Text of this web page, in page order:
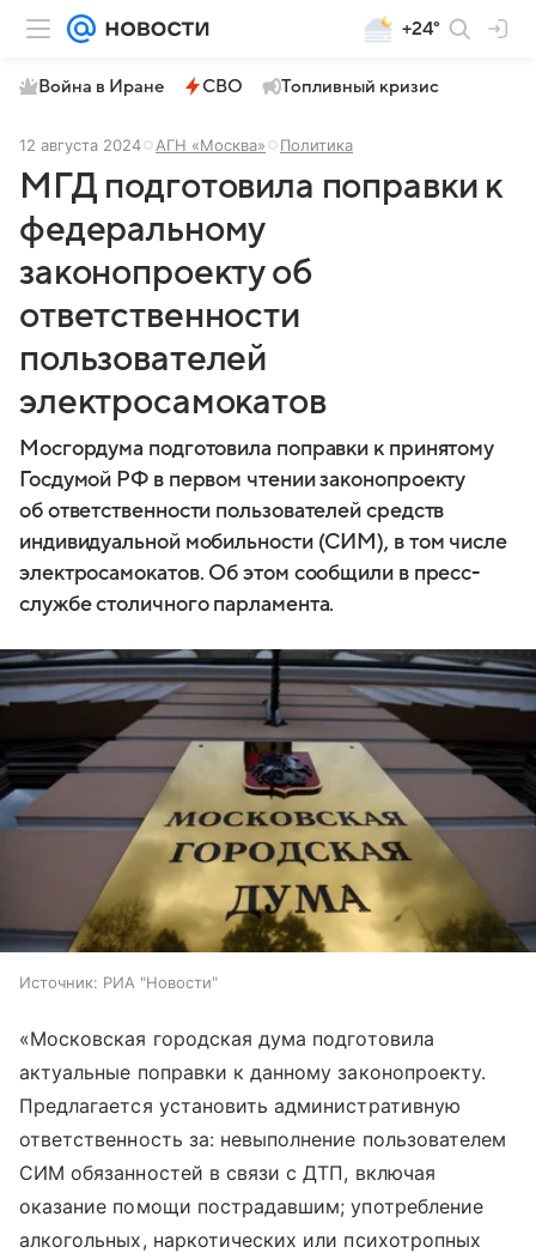
+24°
Война в Иране СВО Топливный кризис
12 августа 2024 АГН «Москва» Политика
МГД подготовила поправки к
федеральному
законопроекту об
ответственности
пользователей
электросамокатов
Мосгордума подготовила поправки к принятому
Госдумой РФ в первом чтении законопроекту
об ответственности пользователей средств
индивидуальной мобильности (СИМ), в том числе
электросамокатов. Об этом сообщили в пресс-
службе столичного парламента.
Источник: РИА "Новости"
«Московская городская дума подготовила
актуальные поправки к данному законопроекту.
Предлагается установить административную
ответственность за: невыполнение пользователем
СИМ обязанностей в связи с ДТП, включая
оказание помощи пострадавшим; употребление
алкогольных, наркотических или психотропных